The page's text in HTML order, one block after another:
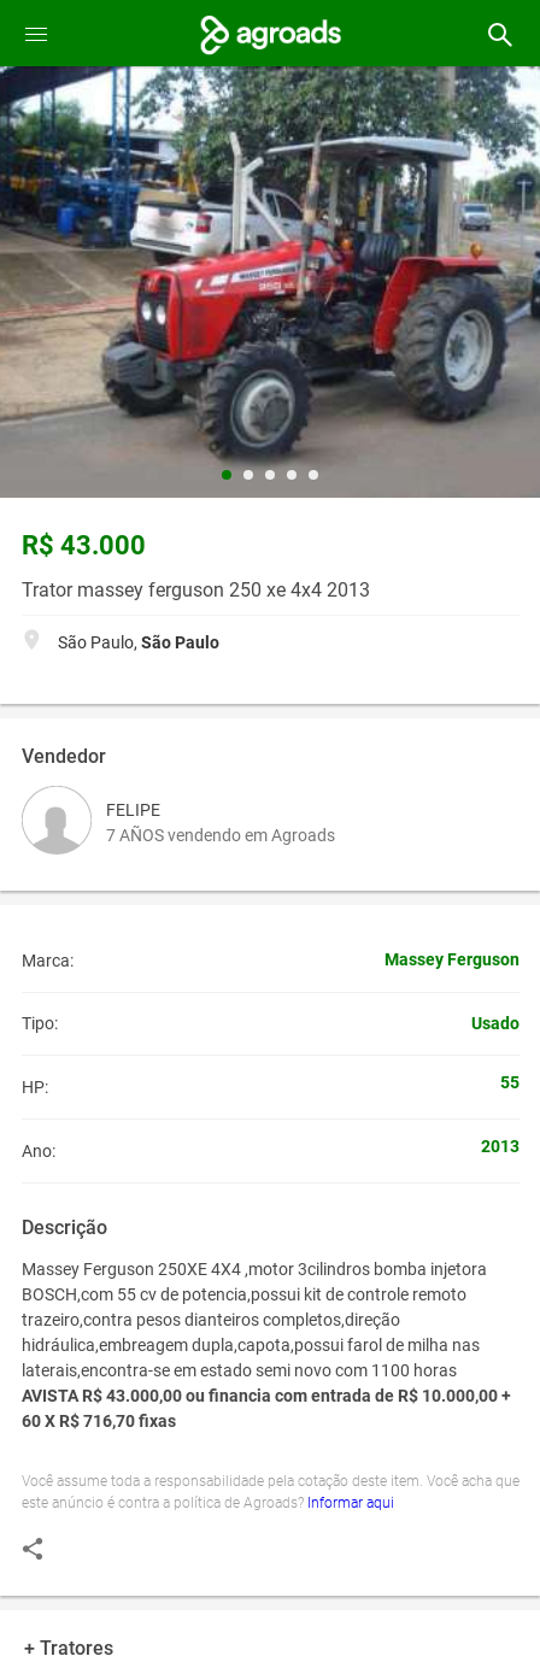
R$ 43.000
Trator massey ferguson 250 xe 4x4 2013
São Paulo, São Paulo
Vendedor
FELIPE
7 AÑOS vendendo em Agroads
Marca: Massey Ferguson
Tipo: Usado
HP: 55
Ano: 2013
Descrição
Massey Ferguson 250XE 4X4 ,motor 3cilindros bomba injetora
BOSCH,com 55 cv de potencia,possui kit de controle remoto
trazeiro,contra pesos dianteiros completos,direção
hidráulica,embreagem dupla,capota,possui farol de milha nas
laterais,encontra-se em estado semi novo com 1100 horas
AVISTA R$ 43.000,00 ou financia com entrada de R$ 10.000,00 +
60 X R$ 716,70 fixas
Você assume toda a responsabilidade pela cotação deste item. Você acha que
este anúncio é contra a política de Agroads? Informar aqui
+ Tratores